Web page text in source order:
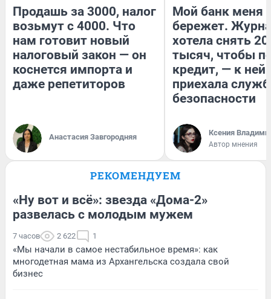
Продашь за 3000, налог
возьмут с 4000. Что
нам готовит новый
налоговый закон — он
коснется импорта и
даже репетиторов
Анастасия Завгородняя
Мой банк меня
бережет.
хотела снять
тысяч, чтобы
кредит, — к
приехала
безопасности
Ксения
Автор мнения
РЕКОМЕНДУЕМ
«Ну вот и всё»: звезда «Дома-2»
развелась с молодым мужем
7 часов 2 622 1
«Мы начали в самое нестабильное время»: как
многодетная мама из Архангельска создала свой
бизнес